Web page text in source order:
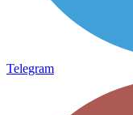
Telegram